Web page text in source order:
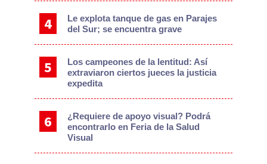
Le explota tanque de gas en Parajes
del Sur; se encuentra grave
Los campeones de la lentitud: Así
extraviaron ciertos jueces la justicia
expedita
¿Requiere de apoyo visual? Podrá
encontrarlo en Feria de la Salud
Visual